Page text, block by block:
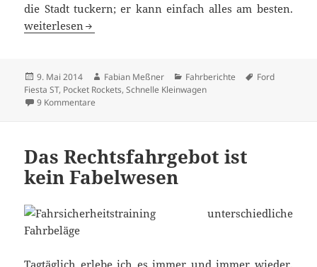
die Stadt tuckern; er kann einfach alles am besten.
One Ford to rule them all: Ford Fiesta ST im Test
weiterlesen
Veröffentlicht
am
9. Mai 2014 Autor
Fabian Meßner Kategorien
Fahrberichte Schlagwörter
Ford
Fiesta ST, Pocket Rockets,Schnelle Kleinwagen
9 Kommentare
Das Rechtsfahrgebot ist
kein Fabelwesen
Tagtäglich erlebe ich es immer und immer wieder.